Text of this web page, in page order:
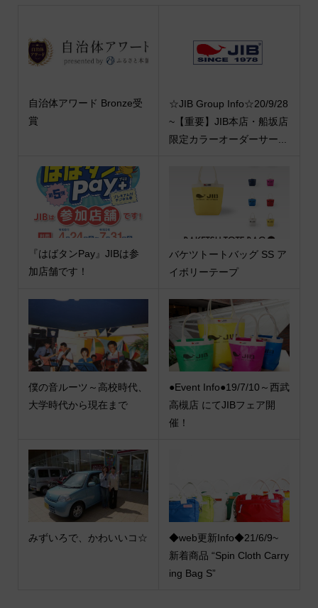
自治体アワード Bronze受
賞
☆JIB Group Info☆20/9/28
~【重要】JIB本店・船坂店
限定カラーオーダーサー...
『はばタンPay』JIBは参
加店舗です！
バケツトートバッグ SS ア
イボリーテープ
僕の音ルーツ～高校時代、
大学時代から現在まで
●Event Info●19/7/10～西武
高槻店 にてJIBフェア開
催！
みずいろで、かわいいコ☆
◆web更新Info◆21/6/9~
新着商品 “Spin Cloth Carry
ing Bag S”